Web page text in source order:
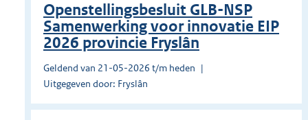
Openstellingsbesluit GLB-NSP
Samenwerking voor innovatie EIP
2026 provincie Fryslân
Geldend van 21-05-2026 t/m heden
Uitgegeven door: Fryslân